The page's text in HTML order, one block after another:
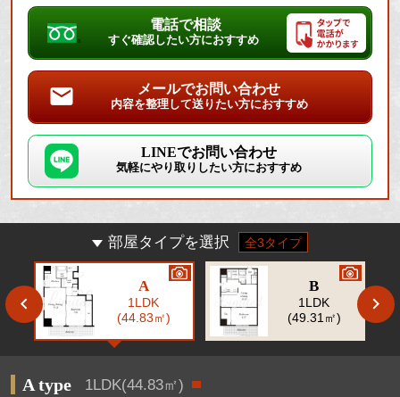
電話で相談
すぐ確認したい方におすすめ
メールでお問い合わせ
内容を整理して送りたい方におすすめ
LINEでお問い合わせ
気軽にやり取りしたい方におすすめ
部屋タイプを選択 全3タイプ
A
1LDK
(44.83㎡)
B
1LDK
(49.31㎡)
A type 1LDK(44.83㎡)